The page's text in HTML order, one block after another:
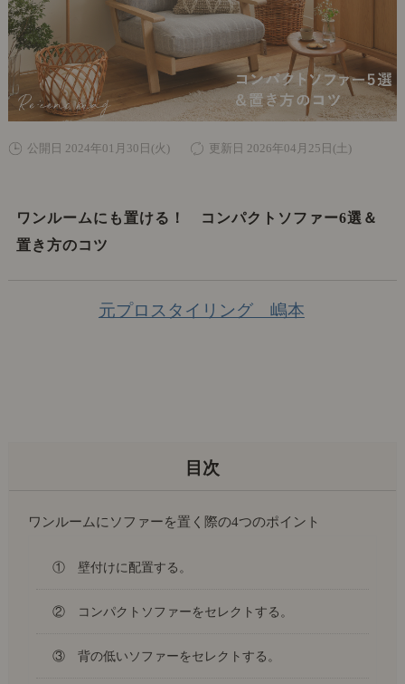
公開日 2024年01月30日(火) 更新日 2026年04月25日(土)
ワンルームにも置ける！ コンパクトソファー6選＆
置き方のコツ
元プロスタイリング 嶋本
ワンルームにソファーを置く際の4つのポイント
① 壁付けに配置する。
② コンパクトソファーをセレクトする。
③ 背の低いソファーをセレクトする。